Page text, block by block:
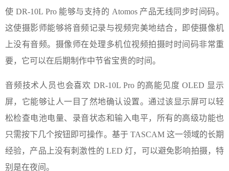
使 DR-10L Pro 能够与支持的 Atomos 产品无线同步时间码。
这使摄影师能够将音频记录与视频完美地结合，即使摄像机
上没有音频。摄像师在处理多机位视频拍摄时时间码非常重
要，它可以在后期制作中节省宝贵的时间。
音频技术人员也会喜欢 DR-10L Pro 的高能见度 OLED 显示
屏，它能够让人一目了然地确认设置。通过该显示屏可以轻
松检查电池电量、录音状态和输入电平，所有的高级功能也
只需按下几个按钮即可操作。基于 TASCAM 这一领域的长期
经验，产品上没有刺激性的 LED 灯，可以避免影响拍摄，特
别是在夜间。